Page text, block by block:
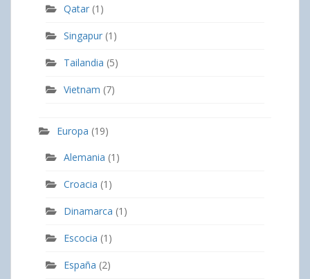
Qatar (1)
Singapur (1)
Tailandia (5)
Vietnam (7)
Europa (19)
Alemania (1)
Croacia (1)
Dinamarca (1)
Escocia (1)
España (2)